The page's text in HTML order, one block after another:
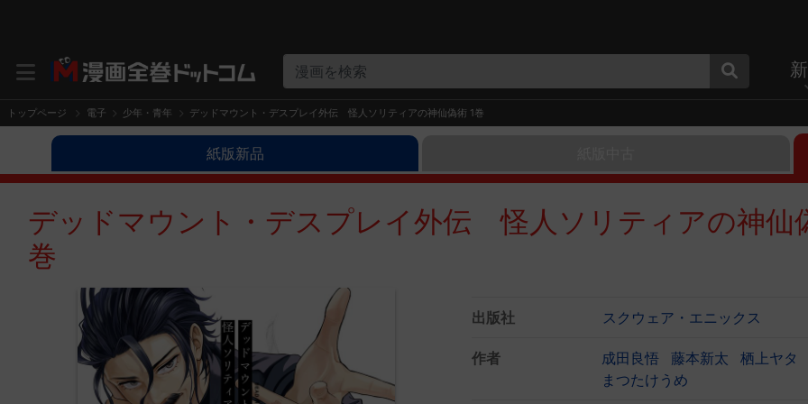
漫画を検索
トップページ 電子 少年・青年 デッドマウント・デスプレイ外伝 怪人ソリティアの神仙偽術 1巻
紙版新品
デッドマウント・デスプレイ外伝 怪人ソリティアの神仙
巻
出版社 スクウェア・エニックス
作者 成田良悟 藤本新太
栖上ヤタ
まつたけうめ